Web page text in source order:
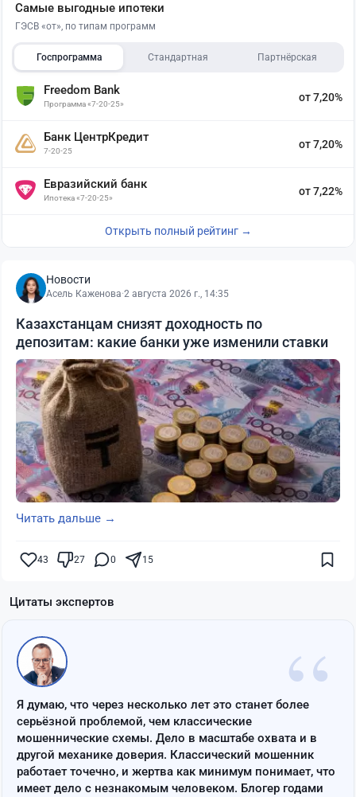
Самые выгодные ипотеки
ГЭСВ «от», по типам программ
Госпрограмма Стандартная Партнёрская
Freedom Bank
Программа «7-20-25»
от 7,20%
Банк ЦентрКредит
7-20-25
от 7,20%
Евразийский банк
Ипотека «7-20-25»
от 7,22%
Открыть полный рейтинг →
Новости
Асель Каженова·2 августа 2026 г., 14:35
Казахстанцам снизят доходность по
депозитам: какие банки уже изменили ставки
Читать дальше →
43 27 0 15
Цитаты экспертов
“
Я думаю, что через несколько лет это станет более
серьёзной проблемой, чем классические
мошеннические схемы. Дело в масштабе охвата и в
другой механике доверия. Классический мошенник
работает точечно, и жертва как минимум понимает, что
имеет дело с незнакомым человеком. Блогер годами